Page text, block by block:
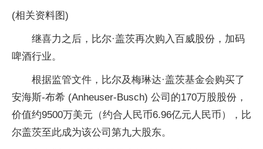
(相关资料图)
继喜力之后，比尔·盖茨再次购入百威股份，加码
啤酒行业。
根据监管文件，比尔及梅琳达·盖茨基金会购买了
安海斯-布希 (Anheuser-Busch) 公司的170万股股份，
价值约9500万美元（约合人民币6.96亿元人民币），比
尔盖茨至此成为该公司第九大股东。